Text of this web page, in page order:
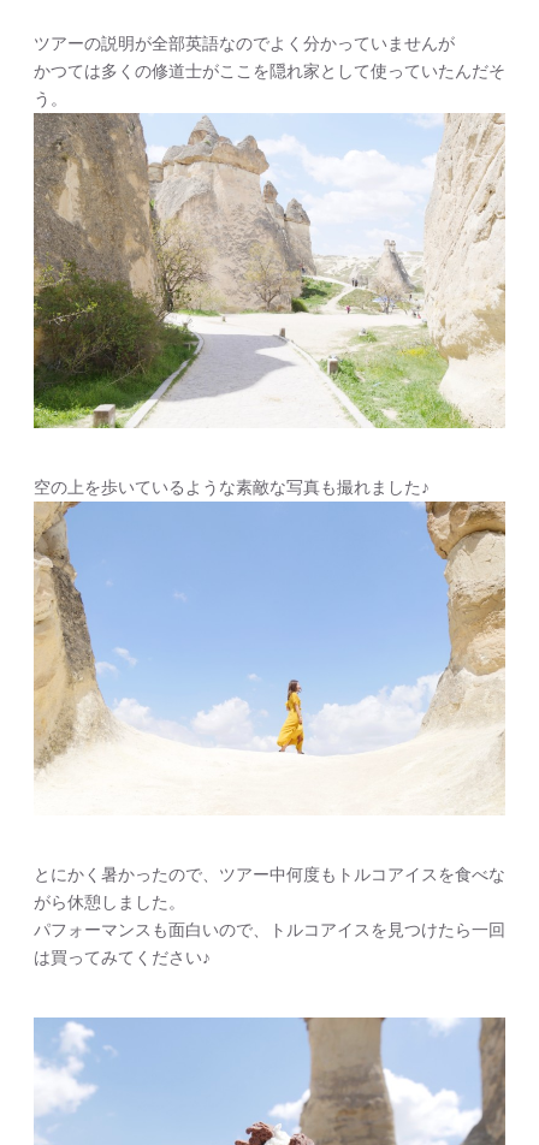
ツアーの説明が全部英語なのでよく分かっていませんが
かつては多くの修道士がここを隠れ家として使っていたんだそ
う。
空の上を歩いているような素敵な写真も撮れました♪
とにかく暑かったので、ツアー中何度もトルコアイスを食べな
がら休憩しました。
パフォーマンスも面白いので、トルコアイスを見つけたら一回
は買ってみてください♪